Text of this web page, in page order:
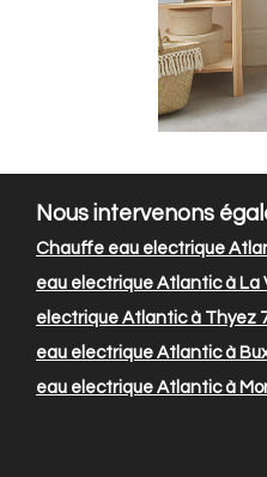
Nous intervenons
Chauffe eau electrique
eau electrique Atlantic à La
electrique Atlantic à Thyez
eau electrique Atlantic à
eau electrique Atlantic à